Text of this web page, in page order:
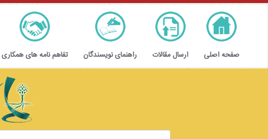
صفحه اصلی ارسال مقالات راهنمای نویسندگان تفاهم نامه های همکاری